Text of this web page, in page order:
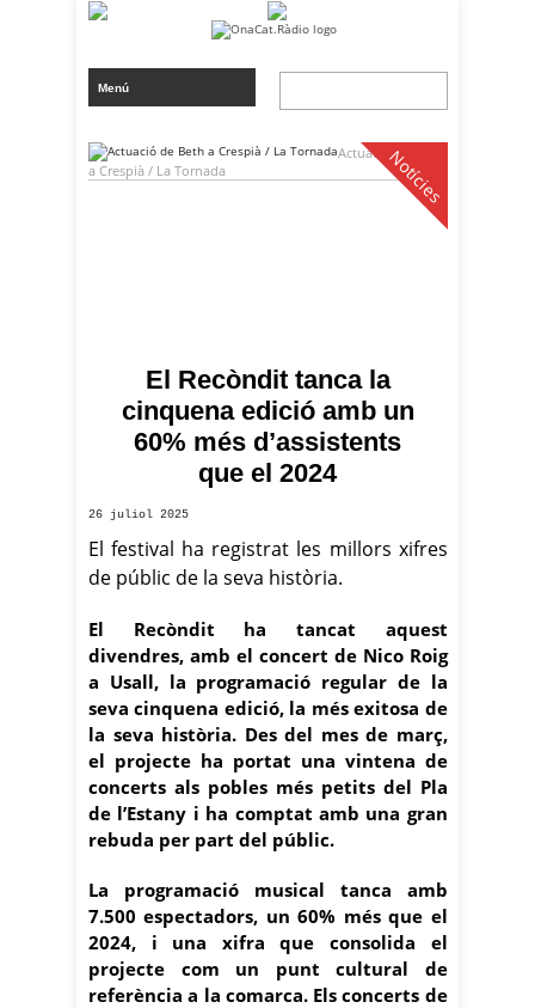
Notícies
Actuació de Beth
a Crespià / La Tornada
El Recòndit tanca la
cinquena edició amb un
60% més d’assistents
que el 2024
26 juliol 2025
El festival ha registrat les millors xifres
de públic de la seva història.
El Recòndit ha tancat aquest
divendres, amb el concert de Nico Roig
a Usall, la programació regular de la
seva cinquena edició, la més exitosa de
la seva història. Des del mes de març,
el projecte ha portat una vintena de
concerts als pobles més petits del Pla
de l’Estany i ha comptat amb una gran
rebuda per part del públic.
La programació musical tanca amb
7.500 espectadors, un 60% més que el
2024, i una xifra que consolida el
projecte com un punt cultural de
referència a la comarca. Els concerts de